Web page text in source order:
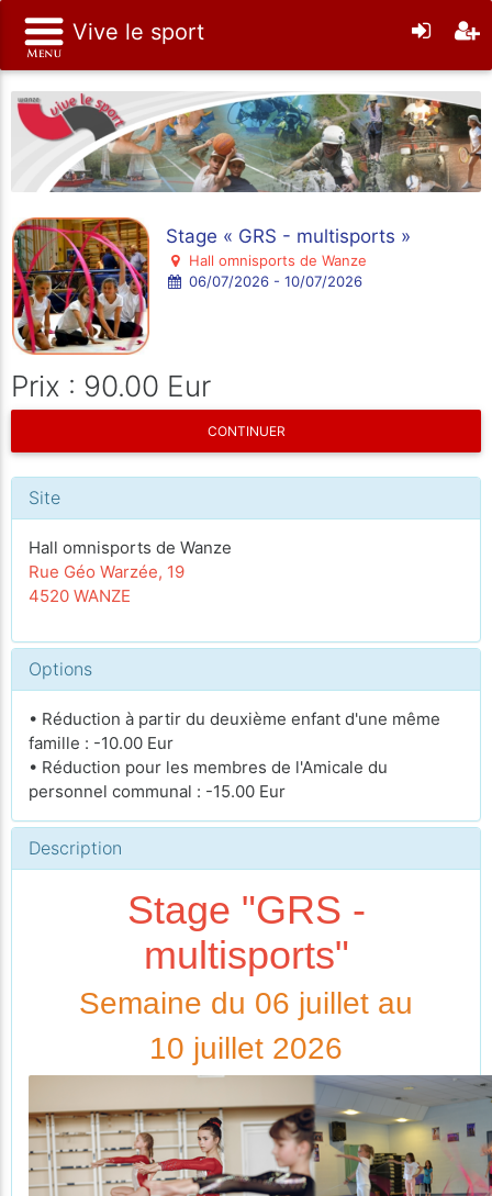
Vive le sport
Stage « GRS - multisports »
Hall omnisports de Wanze
06/07/2026 - 10/07/2026
Prix : 90.00 Eur
CONTINUER
Site
Hall omnisports de Wanze
Rue Géo Warzée, 19
4520 WANZE
Options
• Réduction à partir du deuxième enfant d'une même
famille : -10.00 Eur
• Réduction pour les membres de l'Amicale du
personnel communal : -15.00 Eur
Description
Stage "GRS -
multisports"
Semaine du 06 juillet au
10 juillet 2026